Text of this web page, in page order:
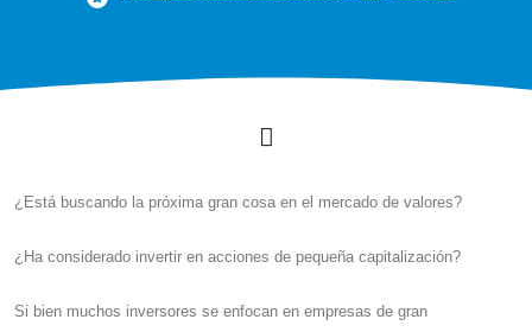
¿Está buscando la próxima gran cosa en el mercado de valores?
¿Ha considerado invertir en acciones de pequeña capitalización?
Si bien muchos inversores se enfocan en empresas de gran